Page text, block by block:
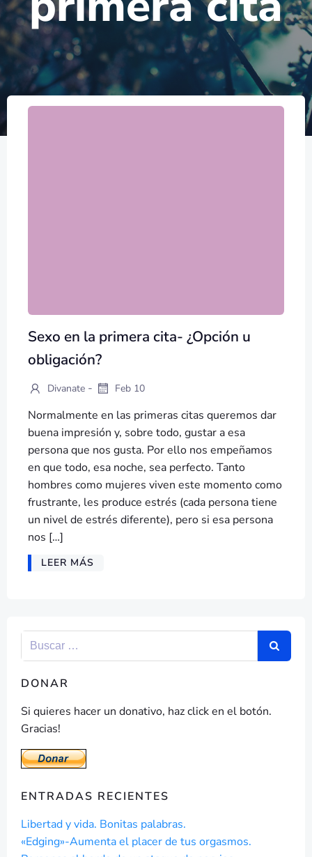
Sexo en la primera cita- ¿Opción u
obligación?
Divanate - Feb 10
Normalmente en las primeras citas queremos dar
buena impresión y, sobre todo, gustar a esa
persona que nos gusta. Por ello nos empeñamos
en que todo, esa noche, sea perfecto. Tanto
hombres como mujeres viven este momento como
frustrante, les produce estrés (cada persona tiene
un nivel de estrés diferente), pero si esa persona
nos […]
LEER MÁS
DONAR
Si quieres hacer un donativo, haz click en el botón.
Gracias!
ENTRADAS RECIENTES
Libertad y vida. Bonitas palabras.
«Edging»-Aumenta el placer de tus orgasmos.